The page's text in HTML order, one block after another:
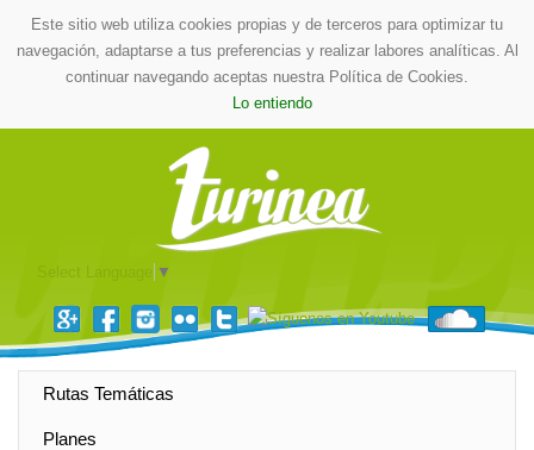
Este sitio web utiliza cookies propias y de terceros para optimizar tu
navegación, adaptarse a tus preferencias y realizar labores analíticas. Al
continuar navegando aceptas nuestra Política de Cookies.
Lo entiendo
▼
Rutas Temáticas
Planes